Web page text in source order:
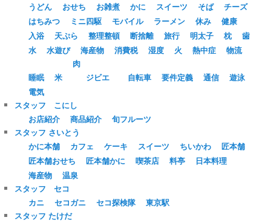
うどん
おせち お雑煮 かに スイーツ そば
チーズ
はちみつ
ミニ四駆 モバイル ラーメン 休み
健康
入浴
天ぷら 整理整頓 断捨離 旅行 明太子 枕
歯
水
水遊び 海産物 消費税 湿度 火 熱中症 物流
睡眠 米
肉
ジビエ
自転車 要件定義 通信
遊泳
電気
スタッフ こにし
お店紹介
商品紹介
旬フルーツ
スタッフ さいとう
かに本舗
カフェ ケーキ スイーツ ちいかわ
匠本舗
匠本舗おせち
匠本舗かに 喫茶店 料亭
日本料理
海産物
温泉
スタッフ セコ
カニ
セコガニ セコ探検隊
東京駅
スタッフ たけだ